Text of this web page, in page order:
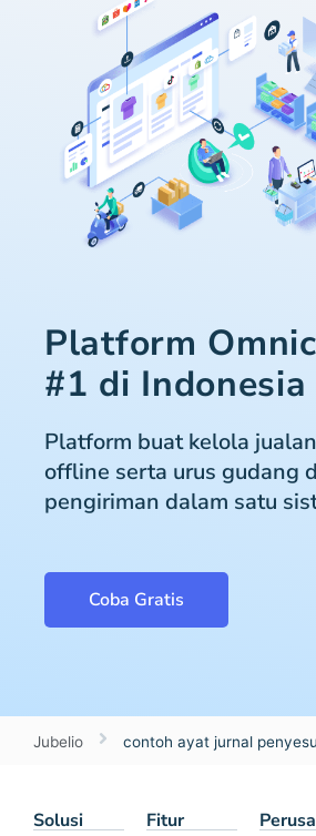
Platform
#1 di Indonesia
Platform buat kelola
offline serta urus gudang
pengiriman dalam satu
Coba Gratis
Jubelio contoh ayat jurnal
Solusi Fitur